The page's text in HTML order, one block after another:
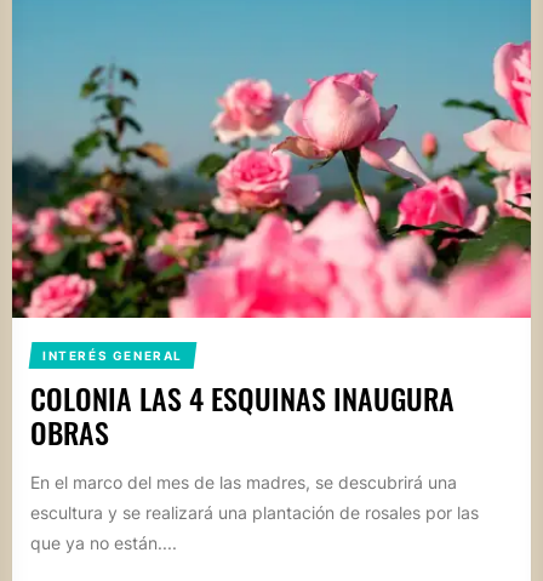
INTERÉS GENERAL
COLONIA LAS 4 ESQUINAS INAUGURA
OBRAS
En el marco del mes de las madres, se descubrirá una
escultura y se realizará una plantación de rosales por las
que ya no están....